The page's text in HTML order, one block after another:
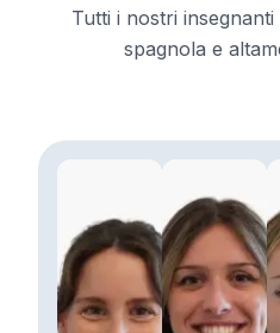
Tutti i nostri
spagnola e